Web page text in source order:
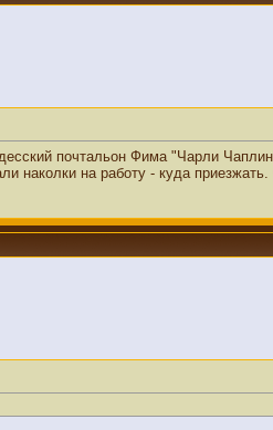
почтальон Фима "Чарли
наколки на работу - куда